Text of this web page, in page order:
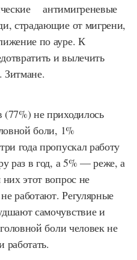
антимигреневые
страдающие от мигрени,
по ауре. К
и вылечить
Зитмане.
не приходилось
боли, 1%
года пропускал работу
раз в год, а 5% — реже, а
этот вопрос не
работают. Регулярные
самочувствие и
боли человек не
работать.